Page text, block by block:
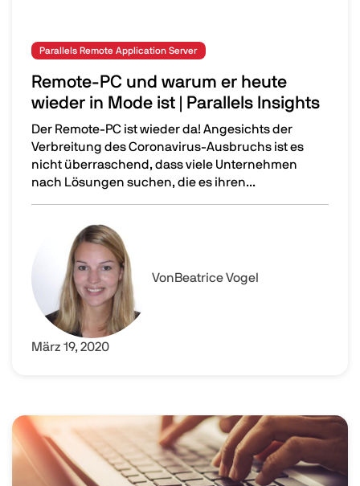
Parallels Remote Application Server
Remote-PC und warum er heute
wieder in Mode ist | Parallels Insights
Der Remote-PC ist wieder da! Angesichts der
Verbreitung des Coronavirus-Ausbruchs ist es
nicht überraschend, dass viele Unternehmen
nach Lösungen suchen, die es ihren...
Remote-PC und warum er heute wieder in Mode ist |
VonBeatrice Vogel
März 19, 2020
Image